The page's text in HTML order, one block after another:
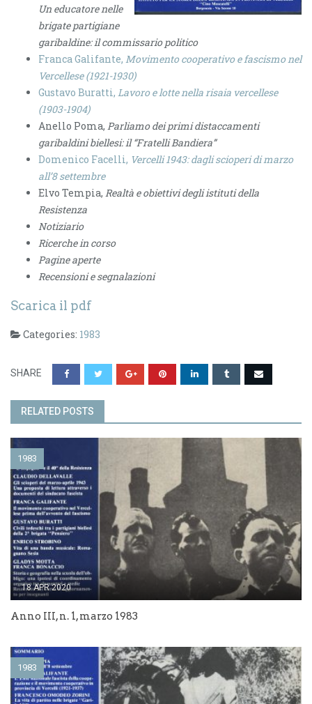
Un educatore nelle
brigate partigiane
garibaldine: il commissario politico
Franca Galifante, Movimento cooperativo e fascismo nel
Vercellese (1921-1930)
Gustavo Buratti, Lavoro e lotte nella risaia vercellese
(1903-1904)
Anello Poma, Parliamo dei primi distaccamenti
garibaldini biellesi: il “Fratelli Bandiera”
Domenico Facelli, Vercelli 1943: dagli scioperi di marzo
all’8 settembre
Elvo Tempia, Realtà e obiettivi degli istituti della
Resistenza
Notiziario
Ricerche in corso
Pagine aperte
Recensioni e segnalazioni
Scarica il pdf
Categories: 1983
SHARE
RELATED POSTS
1983
18 APR 2020
Anno III, n. 1, marzo 1983
1983